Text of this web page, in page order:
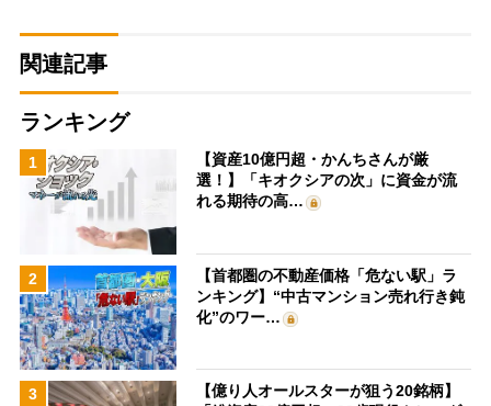
関連記事
ランキング
1
【資産10億円超・かんちさんが厳
選！】「キオクシアの次」に資金が流
れる期待の高…
2
【首都圏の不動産価格「危ない駅」ラ
ンキング】“中古マンション売れ行き鈍
化”のワー…
3
【億り人オールスターが狙う20銘柄】